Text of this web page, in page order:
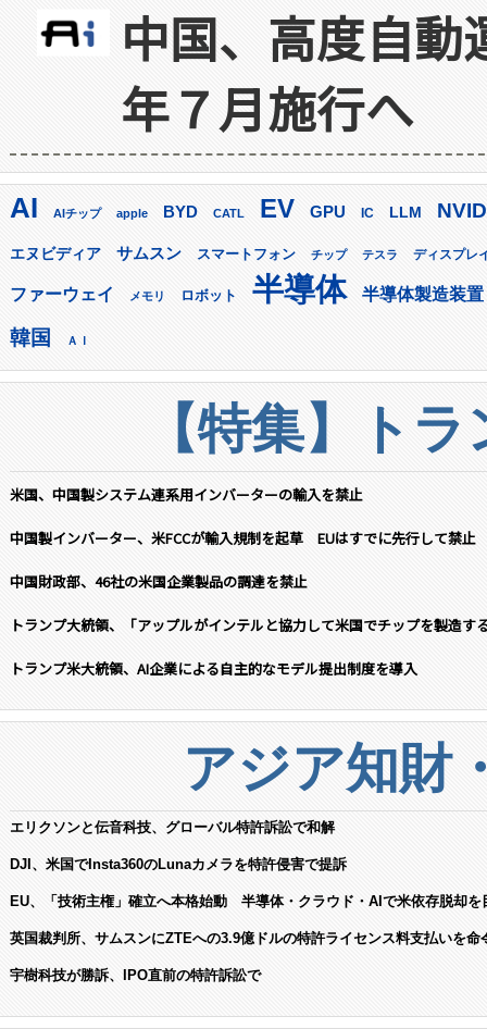
中国、高度自
年７月施行へ
AI AIチップ apple BYD CATL EV GPU IC LLM
エヌビディア サムスン スマートフォン チップ テスラ ディスプレ
ファーウェイ メモリ ロボット 半導体 半導体製造装置
韓国 ＡＩ
【特集】ト
米国、中国製システム連系用インバーターの輸入を禁止
中国製インバーター、米FCCが輸入規制を起草 EUはすでに先行して禁止
中国財政部、46社の米国企業製品の調達を禁止
トランプ大統領、「アップルがインテルと協力して米国でチップを製造す
トランプ米大統領、AI企業による自主的なモデル提出制度を導入
アジア知財
エリクソンと伝音科技、グローバル特許訴訟で和解
DJI、米国でInsta360のLunaカメラを特許侵害で提訴
EU、「技術主権」確立へ本格始動 半導体・クラウド・AIで米依存脱却を
英国裁判所、サムスンにZTEへの3.9億ドルの特許ライセンス料支払いを命
宇樹科技が勝訴、IPO直前の特許訴訟で